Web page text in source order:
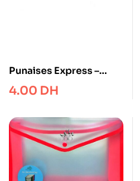
Punaises Express –
Chromés
4.00 DH